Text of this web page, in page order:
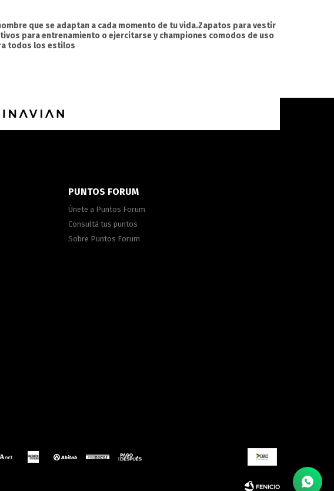
que se adaptan a cada momento de tu vida.Zapatos para vestir
para entrenamiento o ejercitarse y championes comodos de uso
todos los estilos
PUNTOS FORUM
Únete a Puntos Forum
Consultá tus puntos
Sobre Puntos Forum